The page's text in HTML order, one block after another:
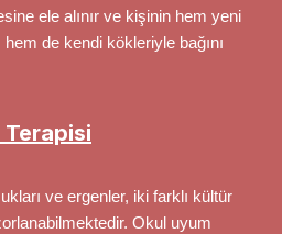
ele alınır ve kişinin hem yeni
de kendi kökleriyle bağını
Terapisi
ve ergenler, iki farklı kültür
Okul uyum